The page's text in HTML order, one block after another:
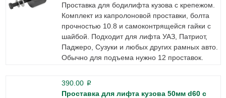
Проставка для бодилифта кузова с крепежом.
Комплект из капролоновой проставки, болта
прочностью 10.8 и самоконтрящейся гайки с
шайбой. Подходит для лифта УАЗ, Патриот,
Паджеро, Сузуки и любых других рамных авто.
Обычно для подъема нужно 12 проставок.
390.00 p
Проставка для лифта кузова 50мм d60 с